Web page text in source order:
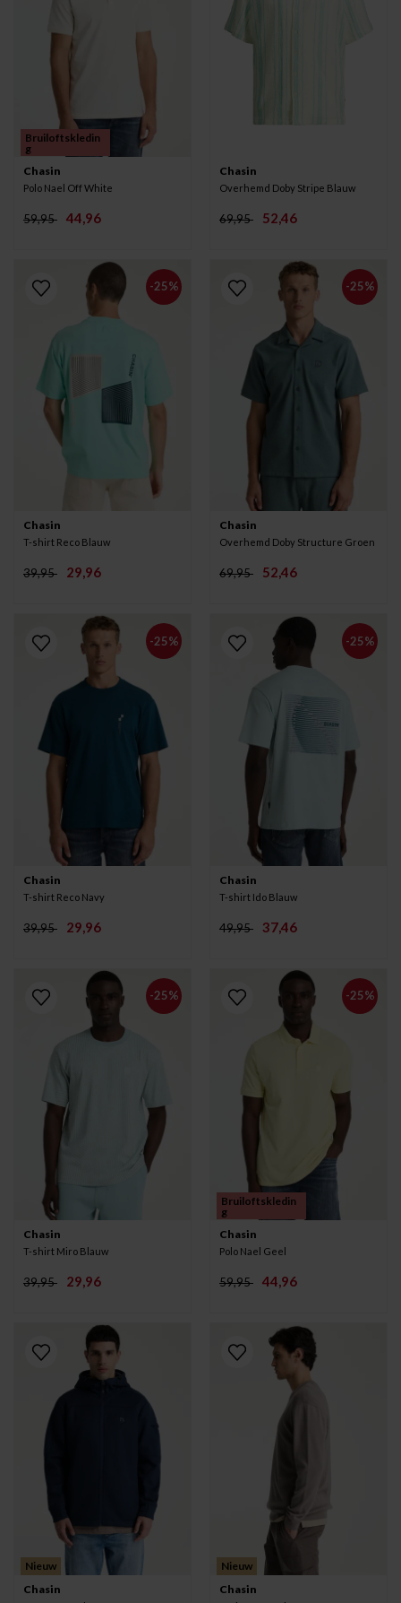
Bruiloftskledin
g
Chasin
Polo Nael Off White
59,95 44,96
Chasin
Overhemd Doby Stripe Blauw
69,95 52,46
-25%
Chasin
T-shirt Reco Blauw
39,95 29,96
-25%
Chasin
Overhemd Doby Structure Groen
69,95 52,46
-25%
Chasin
T-shirt Reco Navy
39,95 29,96
-25%
Chasin
T-shirt Ido Blauw
49,95 37,46
-25%
Chasin
T-shirt Miro Blauw
39,95 29,96
-25%
Bruiloftskledin
g
Chasin
Polo Nael Geel
59,95 44,96
Nieuw
Chasin
Nieuw
Chasin